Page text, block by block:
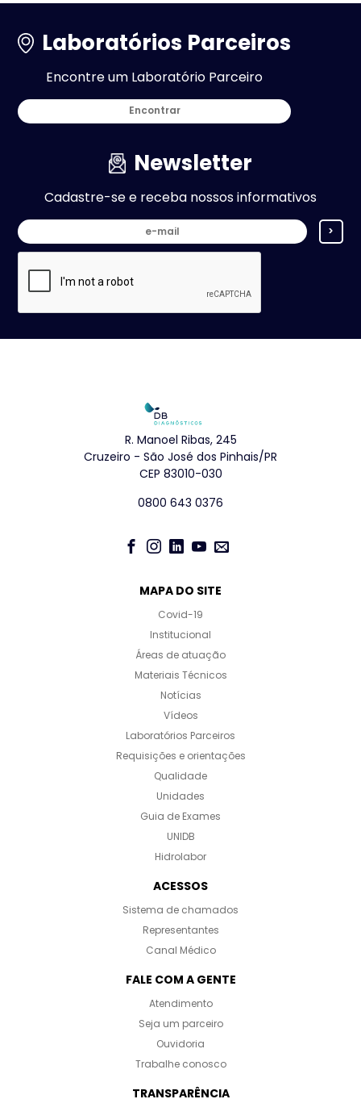
Laboratórios Parceiros
Encontre um Laboratório Parceiro
Encontrar
Newsletter
Cadastre-se e receba nossos informativos
>
R. Manoel Ribas, 245
Cruzeiro - São José dos Pinhais/PR
CEP 83010-030
0800 643 0376
MAPA DO SITE
Covid-19
Institucional
Áreas de atuação
Materiais Técnicos
Notícias
Vídeos
Laboratórios Parceiros
Requisições e orientações
Qualidade
Unidades
Guia de Exames
UNIDB
Hidrolabor
ACESSOS
Sistema de chamados
Representantes
Canal Médico
FALE COM A GENTE
Atendimento
Seja um parceiro
Ouvidoria
Trabalhe conosco
TRANSPARÊNCIA